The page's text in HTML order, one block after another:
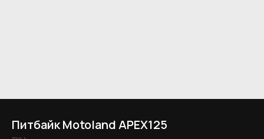
Питбайк Motoland APEX125